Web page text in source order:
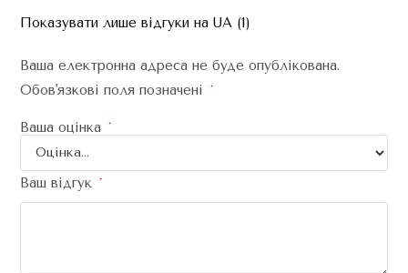
Показувати лише відгуки на UA (1)
Ваша електронна адреса не буде опублікована.
Обов'язкові поля позначені
*
Ваша оцінка *
Ваш відгук *